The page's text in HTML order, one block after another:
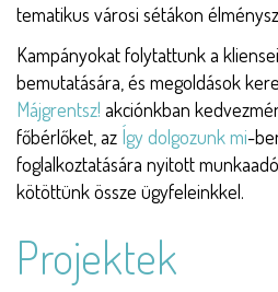
tematikus városi sétákon
Kampányokat folytattunk a
bemutatására, és megoldások
Májgrentsz! akciónkban
főbérlőket, az Így dolgozunk mi-
foglalkoztatására nyitott
kötöttünk össze ügyfeleinkkel.
Projektek